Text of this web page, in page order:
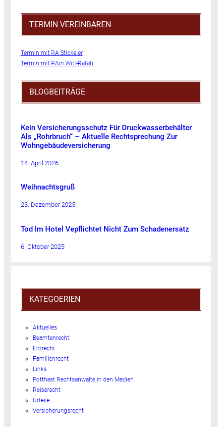
TERMIN VEREINBAREN
Termin mit RA Stickeler
Termin mit RAin Witt-Rafati
BLOGBEITRÄGE
Kein Versicherungsschutz Für Druckwasserbehälter
Als „Rohrbruch“ – Aktuelle Rechtsprechung Zur
Wohngebäudeversicherung
14. April 2026
Weihnachtsgruß
23. Dezember 2025
Tod Im Hotel Vepflichtet Nicht Zum Schadenersatz
6. Oktober 2025
KATEGOERIEN
Aktuelles
Beamtenrecht
Erbrecht
Familienrecht
Links
Potthast Rechtsanwälte in den Medien
Reiserecht
Urteile
Versicherungsrecht